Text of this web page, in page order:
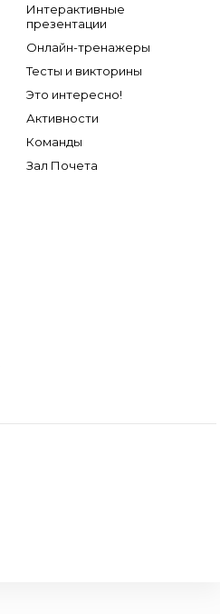
Интерактивные
презентации
Онлайн-тренажеры
Тесты и викторины
Это интересно!
Активности
Команды
Зал Почета